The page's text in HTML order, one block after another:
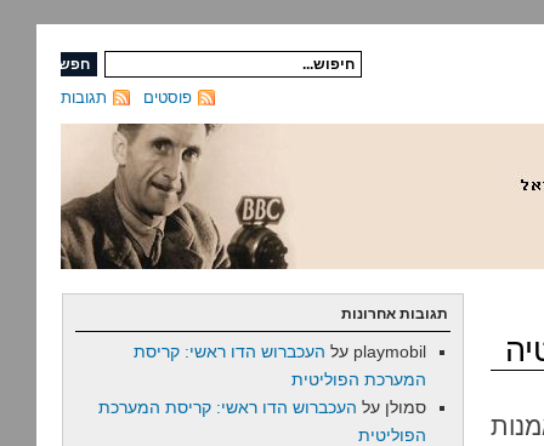
תגובות פוסטים
תגובות אחרונות
playmobil על העכברוש הדו ראשי: קריסת
המערכת הפוליטית
סמולן על העכברוש הדו ראשי: קריסת המערכת
הפוליטית